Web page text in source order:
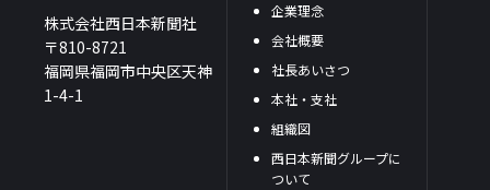
株式会社西日本新聞社
〒810-8721
福岡県福岡市中央区天神
1-4-1
企業理念
会社概要
社長あいさつ
本社・支社
組織図
西日本新聞グループに
ついて